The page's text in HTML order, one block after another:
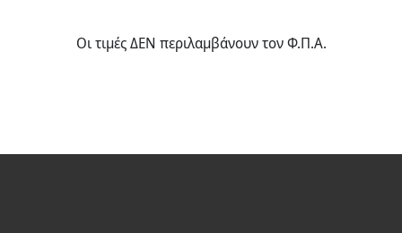
Οι τιμές ΔΕΝ περιλαμβάνουν τον Φ.Π.Α.